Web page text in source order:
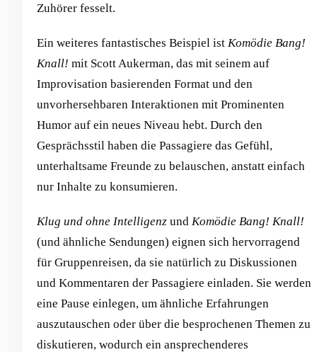
Zuhörer fesselt.
Ein weiteres fantastisches Beispiel ist Komödie Bang!
Knall! mit Scott Aukerman, das mit seinem auf
Improvisation basierenden Format und den
unvorhersehbaren Interaktionen mit Prominenten
Humor auf ein neues Niveau hebt. Durch den
Gesprächsstil haben die Passagiere das Gefühl,
unterhaltsame Freunde zu belauschen, anstatt einfach
nur Inhalte zu konsumieren.
Klug und ohne Intelligenz und Komödie Bang! Knall!
(und ähnliche Sendungen) eignen sich hervorragend
für Gruppenreisen, da sie natürlich zu Diskussionen
und Kommentaren der Passagiere einladen. Sie werden
eine Pause einlegen, um ähnliche Erfahrungen
auszutauschen oder über die besprochenen Themen zu
diskutieren, wodurch ein ansprechenderes